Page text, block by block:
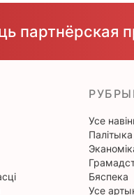
партнёрская
Усе
Палітыка
Бяспека
Усе